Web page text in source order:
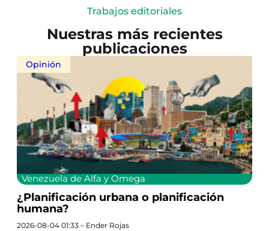
Trabajos editoriales
Nuestras más recientes
publicaciones
Opinión
Venezuela de Alfa y Omega
¿Planificación urbana o planificación
humana?
2026-08-04 01:33 – Ender Rojas